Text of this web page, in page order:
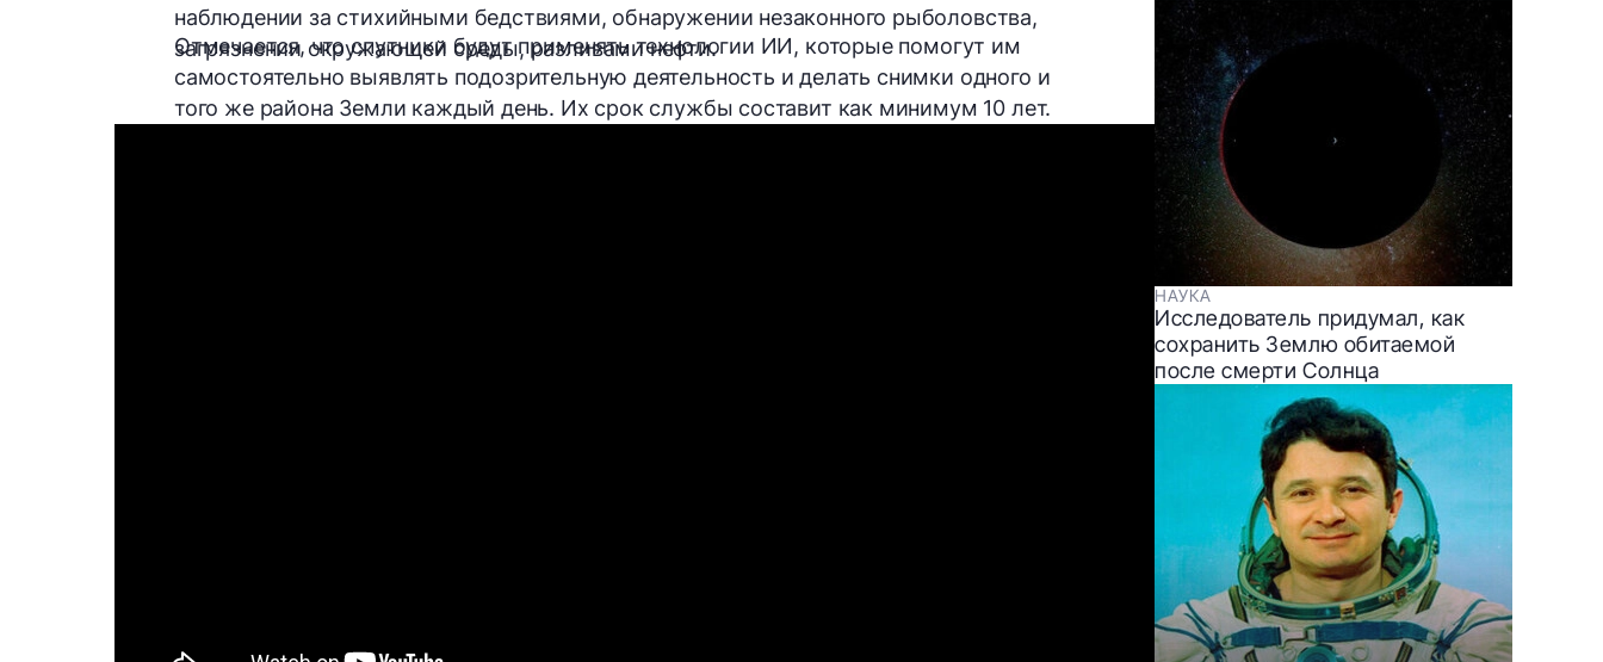
наблюдении за стихийными бедствиями, обнаружении незаконного рыболовства,
загрязнении окружающей среды, разливами нефти.
Отмечается, что спутники будут применятьтехнологии ИИ, которые помогут им
самостоятельно выявлять подозрительную деятельность и делать снимки одного и
того же района Земли каждый день. Их срок службы составит как минимум 10 лет.
НАУКА
Исследователь придумал, как
сохранить Землю обитаемой
после смерти Солнца